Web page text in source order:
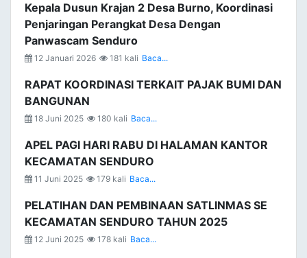
Kepala Dusun Krajan 2 Desa Burno, Koordinasi
Penjaringan Perangkat Desa Dengan
Panwascam Senduro
12 Januari 2026 181 kali Baca...
RAPAT KOORDINASI TERKAIT PAJAK BUMI DAN
BANGUNAN
18 Juni 2025 180 kali Baca...
APEL PAGI HARI RABU DI HALAMAN KANTOR
KECAMATAN SENDURO
11 Juni 2025 179 kali Baca...
PELATIHAN DAN PEMBINAAN SATLINMAS SE
KECAMATAN SENDURO TAHUN 2025
12 Juni 2025 178 kali Baca...